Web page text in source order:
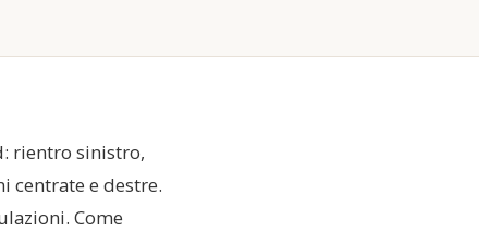
rientro sinistro,
centrate e destre.
Come